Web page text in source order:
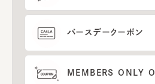
バースデークーポン
MEMBERS ONLY